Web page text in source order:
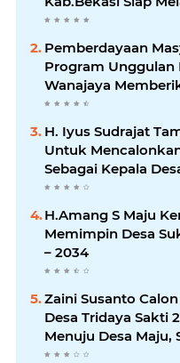
Aspirasi Masyarakat
Pemberdayaan
Program Unggulan
Wanajaya
pelatihan
Melanjutkan
H. Iyus Sudrajat
Untuk
Sebagai Kepala
Bergema dari
Kampung Hingga
Perumahan
H.Amang S Maju Kembali Untuk
Memimpin Desa
– 2034
Zaini Susanto
Desa Tridaya Sakti
Menuju Desa Maju,
dan Tranfarant